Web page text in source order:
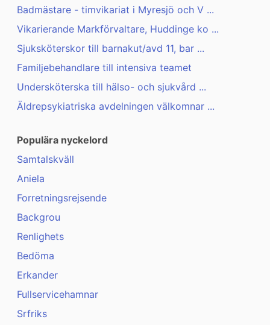
Badmästare - timvikariat i Myresjö och V ...
Vikarierande Markförvaltare, Huddinge ko ...
Sjuksköterskor till barnakut/avd 11, bar ...
Familjebehandlare till intensiva teamet
Undersköterska till hälso- och sjukvård ...
Äldrepsykiatriska avdelningen välkomnar ...
Populära nyckelord
Samtalskväll
Aniela
Forretningsrejsende
Backgrou
Renlighets
Bedöma
Erkander
Fullservicehamnar
Srfriks